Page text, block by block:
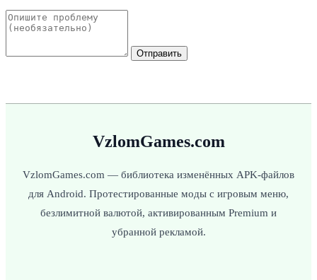
Отправить
VzlomGames.com
VzlomGames.com — библиотека изменённых APK-файлов
для Android. Протестированные моды с игровым меню,
безлимитной валютой, активированным Premium и
убранной рекламой.